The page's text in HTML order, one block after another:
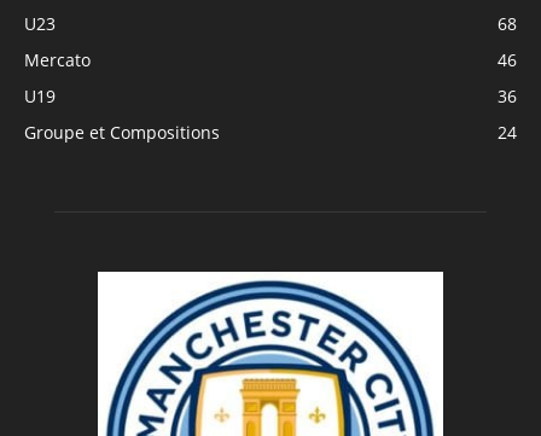
U23
68
Mercato
46
U19
36
Groupe et Compositions
24